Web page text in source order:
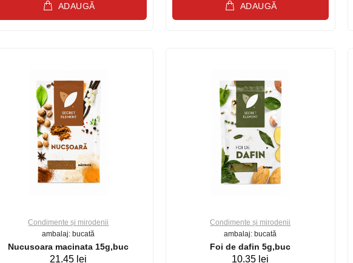
ADAUGĂ ADAUGĂ
Condimente și mirodenii
ambalaj: bucată
Nucusoara macinata 15g,buc
21.45 lei
Condimente și mirodenii
ambalaj: bucată
Foi de dafin 5g,buc
10.35 lei